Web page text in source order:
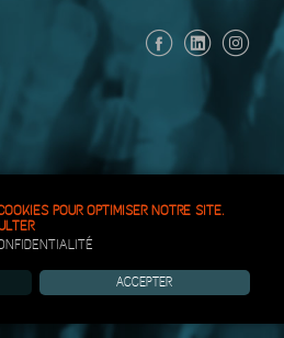
POUR OPTIMISER NOTRE SITE.
ACCEPTER